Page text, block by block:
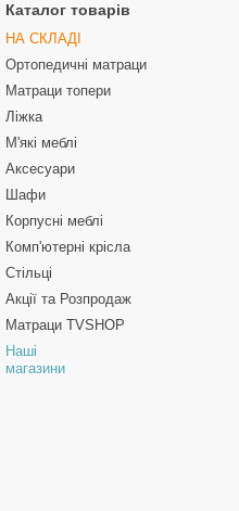
Каталог товарів
НА СКЛАДІ
Ортопедичні матраци
Матраци топери
Ліжка
М'які меблі
Аксесуари
Шафи
Корпусні меблі
Комп'ютерні крісла
Стільці
Акції та Розпродаж
Матраци TVSHOP
Наші
магазини